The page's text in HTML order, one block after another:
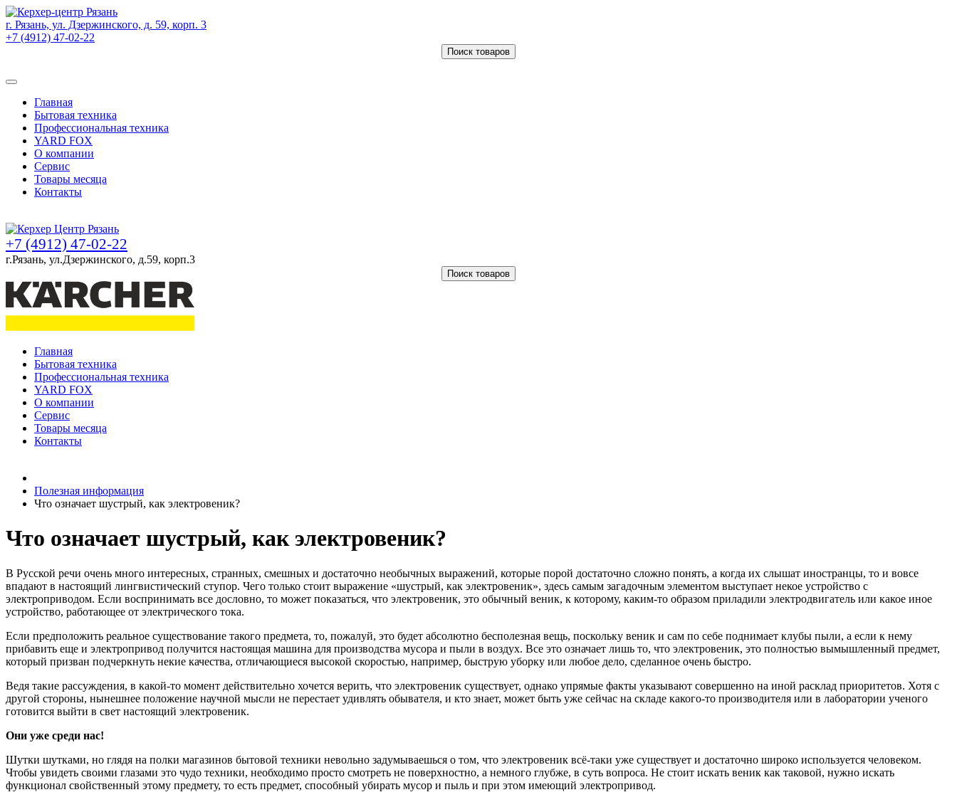
г. Рязань, ул. Дзержинского, д. 59, корп. 3
+7 (4912) 47-02-22
Поиск товаров
Главная
Бытовая техника
Профессиональная техника
YARD FOX
О компании
Сервис
Товары месяца
Контакты
+7 (4912) 47-02-22
г.Рязань, ул.Дзержинского, д.59, корп.3
Поиск товаров
Главная
Бытовая техника
Профессиональная техника
YARD FOX
О компании
Сервис
Товары месяца
Контакты
Полезная информация
Что означает шустрый, как электровеник?
Что означает шустрый, как электровеник?
В Русской речи очень много интересных, странных, смешных и достаточно необычных выражений, которые порой достаточно сложно понять, а когда их слышат иностранцы, то и вовсе
впадают в настоящий лингвистический ступор. Чего только стоит выражение «шустрый, как электровеник», здесь самым загадочным элементом выступает некое устройство с
электроприводом. Если воспринимать все дословно, то может показаться, что электровеник, это обычный веник, к которому, каким-то образом приладили электродвигатель или какое иное
устройство, работающее от электрического тока.
Если предположить реальное существование такого предмета, то, пожалуй, это будет абсолютно бесполезная вещь, поскольку веник и сам по себе поднимает клубы пыли, а если к нему
прибавить еще и электропривод получится настоящая машина для производства мусора и пыли в воздух. Все это означает лишь то, что электровеник, это полностью вымышленный предмет,
который призван подчеркнуть некие качества, отличающиеся высокой скоростью, например, быструю уборку или любое дело, сделанное очень быстро.
Ведя такие рассуждения, в какой-то момент действительно хочется верить, что электровеник существует, однако упрямые факты указывают совершенно на иной расклад приоритетов. Хотя с
другой стороны, нынешнее положение научной мысли не перестает удивлять обывателя, и кто знает, может быть уже сейчас на складе какого-то производителя или в лаборатории ученого
готовится выйти в свет настоящий электровеник.
Они уже среди нас!
Шутки шутками, но глядя на полки магазинов бытовой техники невольно задумываешься о том, что электровеник всё-таки уже существует и достаточно широко используется человеком.
Чтобы увидеть своими глазами это чудо техники, необходимо просто смотреть не поверхностно, а немного глубже, в суть вопроса. Не стоит искать веник как таковой, нужно искать
функционал свойственный этому предмету, то есть предмет, способный убирать мусор и пыль и при этом имеющий электропривод.